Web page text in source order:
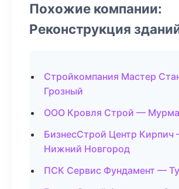
Похожие компании:
Реконструкция
Стройкомпания Мастер
Грозный
ООО Кровля Строй —
БизнесСтрой Центр Кирпич
Нижний Новгород
ПСК Сервис Фундамент —